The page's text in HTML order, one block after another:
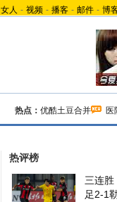
女人 - 视频 - 播客 - 邮件 - 博
热点： 优酷土豆合并 医
热评榜
三连胜
足2-1